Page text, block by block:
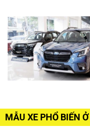
MẪU XE PHỔ BIẾN